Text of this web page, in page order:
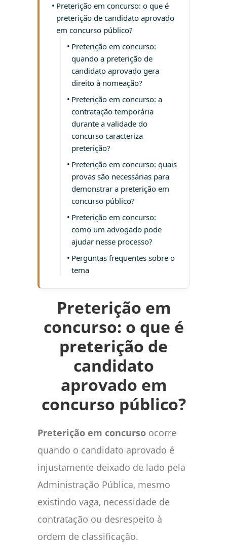
Preterição em concurso: o que é
preterição de candidato aprovado
em concurso público?
Preterição em concurso:
quando a preterição de
candidato aprovado gera
direito à nomeação?
Preterição em concurso: a
contratação temporária
durante a validade do
concurso caracteriza
preterição?
Preterição em concurso: quais
provas são necessárias para
demonstrar a preterição em
concurso público?
Preterição em concurso:
como um advogado pode
ajudar nesse processo?
Perguntas frequentes sobre o
tema
Preterição em
concurso: o que é
preterição de
candidato
aprovado em
concurso público?
Preterição em concurso ocorre
quando o candidato aprovado é
injustamente deixado de lado pela
Administração Pública, mesmo
existindo vaga, necessidade de
contratação ou desrespeito à
ordem de classificação.